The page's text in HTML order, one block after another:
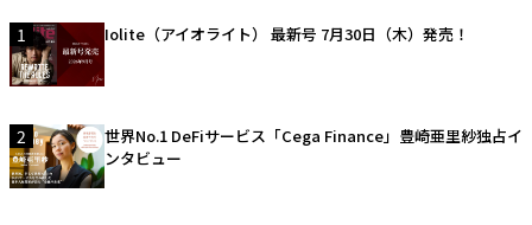
1 Iolite（アイオライト） 最新号 7月30日（木）発売！
2
世界No.1 DeFiサービス「Cega Finance」豊崎亜里紗独占イ
ンタビュー